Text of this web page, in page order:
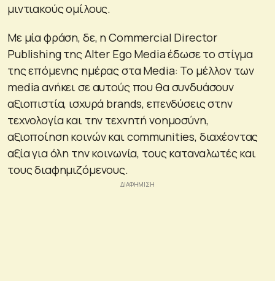
μιντιακούς ομίλους.
Με μία φράση, δε, η Commercial Director
Publishing της Αlter Ego Media έδωσε το στίγμα
της επόμενης ημέρας στα Media: To μέλλον των
media ανήκει σε αυτούς που θα συνδυάσουν
αξιοπιστία, ισχυρά brands, επενδύσεις στην
τεχνολογία και την τεχνητή νοημοσύνη,
αξιοποίηση κοινών και communities, διαχέοντας
αξία για όλη την κοινωνία, τους καταναλωτές και
τους διαφημιζόμενους.